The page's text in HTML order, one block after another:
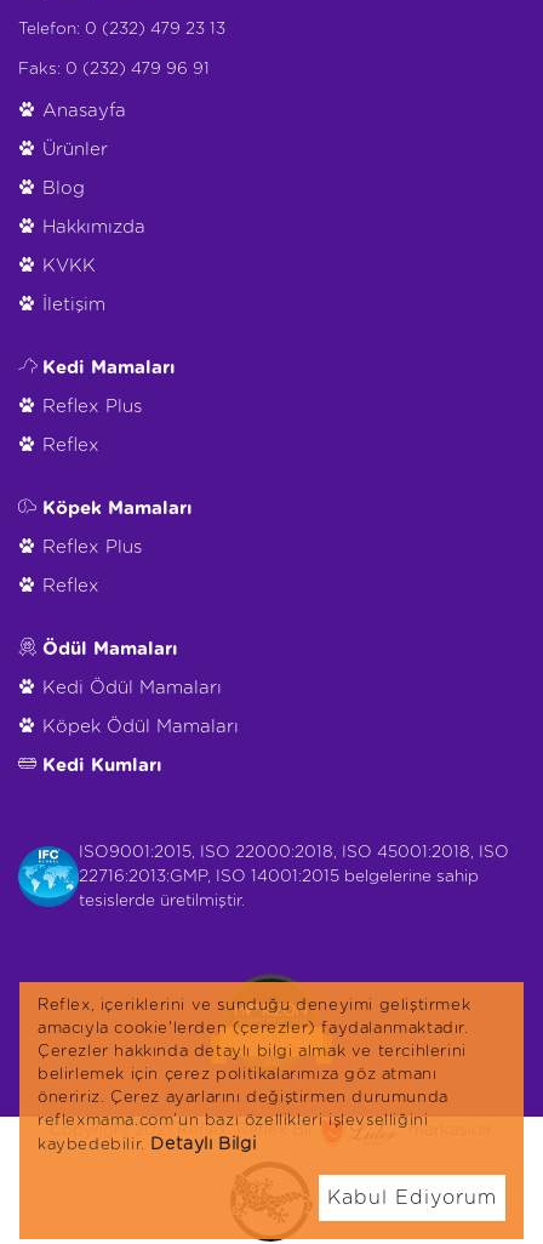
Telefon: 0 (232) 479 23 13
Faks: 0 (232) 479 96 91
Anasayfa
Ürünler
Blog
Hakkımızda
KVKK
İletişim
Kedi Mamaları
Reflex Plus
Reflex
Köpek Mamaları
Reflex Plus
Reflex
Ödül Mamaları
Kedi Ödül Mamaları
Köpek Ödül Mamaları
Kedi Kumları
ISO9001:2015, ISO 22000:2018, ISO 45001:2018, ISO
22716:2013:GMP, ISO 14001:2015 belgelerine sahip
tesislerde üretilmiştir.
Copyright 2021 Reflex. Reflex Bir markasıdır.
Reflex, içeriklerini ve sunduğu deneyimi geliştirmek
amacıyla cookie'lerden (çerezler) faydalanmaktadır.
Çerezler hakkında detaylı bilgi almak ve tercihlerini
belirlemek için çerez politikalarımıza göz atmanı
öneririz. Çerez ayarlarını değiştirmen durumunda
reflexmama.com’un bazı özellikleri işlevselliğini
kaybedebilir. Detaylı Bilgi
Kabul Ediyorum